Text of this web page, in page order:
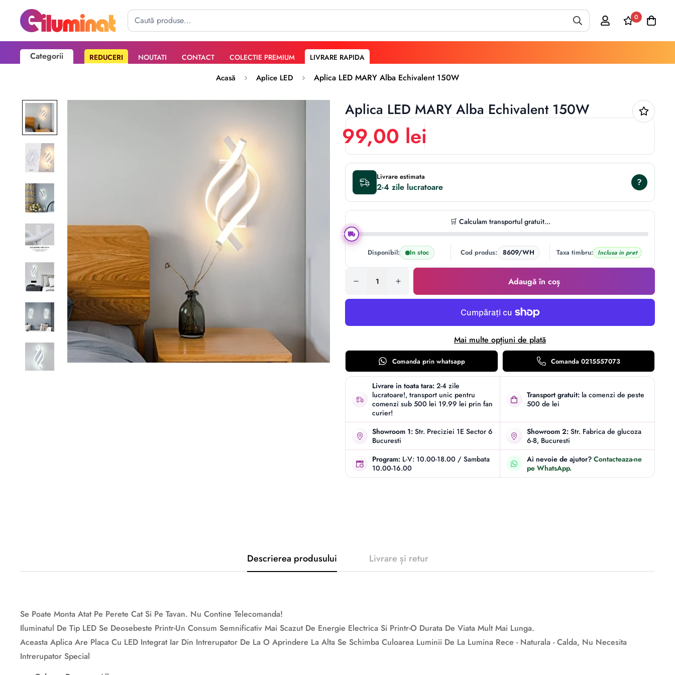
0
Categorii REDUCERI NOUTATI CONTACT COLECTIE PREMIUM LIVRARE RAPIDA
Acasă Aplice LED Aplica LED MARY Alba Echivalent 150W
Aplica LED MARY Alba Echivalent 150W
99,00 lei
Livrare estimata
2-4 zile ?
🛒 Calculam transportul gratuit...
Disponibil: In stoc Cod produs: 8609/WH Taxa timbru: Inclusa in pret
Adaugă în coș
Mai multe opțiuni de plată
Comanda prin whatsapp Comanda 0215557073
Livrare in toata tara: 2-4 zile
lucratoare!, transport unic pentru
comenzi sub 500 lei 19.99 lei prin fan
curier!
Transport gratuit: la comenzi de peste
500 de lei
Showroom 1: Str. Preciziei 1E Sector 6
Bucuresti
Showroom 2: Str. Fabrica de glucoza
6-8, Bucuresti
Program: L-V: 10.00-18.00 / Sambata
10.00-16.00
Ai nevoie de ajutor? Contacteaza-ne
pe WhatsApp.
Descrierea produsului Livrare și retur
Se Poate Monta Atat Pe Perete Cat Si Pe Tavan. Nu Contine Telecomanda!
Iluminatul De Tip LED Se Deosebeste Printr-Un Consum Semnificativ Mai Scazut De Energie Electrica Si Printr-O Durata De Viata Mult Mai Lunga.
Aceasta Aplica Are Placa Cu LED Integrat Iar Din Intrerupator De La O Aprindere La Alta Se Schimba Culoarea Luminii De La Lumina Rece - Naturala - Calda, Nu Necesita
Intrerupator Special